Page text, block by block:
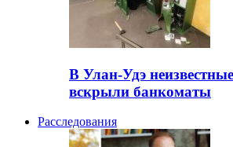
В Улан-Удэ
вскрыли банкоматы
Расследования